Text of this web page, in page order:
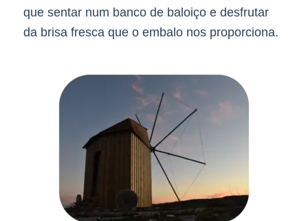
que sentar num banco de baloiço e desfrutar
da brisa fresca que o embalo nos proporciona.